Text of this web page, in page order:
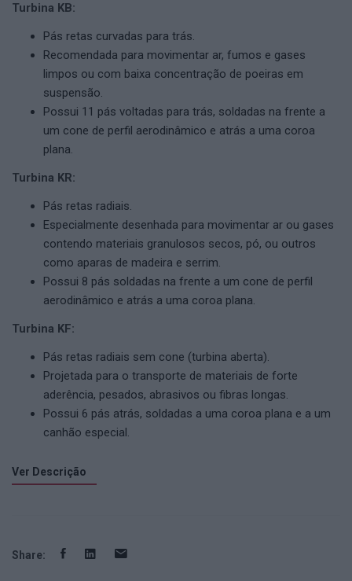
Turbina KB:
Pás retas curvadas para trás.
Recomendada para movimentar ar, fumos e gases
limpos ou com baixa concentração de poeiras em
suspensão.
Possui 11 pás voltadas para trás, soldadas na frente a
um cone de perfil aerodinâmico e atrás a uma coroa
plana.
Turbina KR:
Pás retas radiais.
Especialmente desenhada para movimentar ar ou gases
contendo materiais granulosos secos, pó, ou outros
como aparas de madeira e serrim.
Possui 8 pás soldadas na frente a um cone de perfil
aerodinâmico e atrás a uma coroa plana.
Turbina KF:
Pás retas radiais sem cone (turbina aberta).
Projetada para o transporte de materiais de forte
aderência, pesados, abrasivos ou fibras longas.
Possui 6 pás atrás, soldadas a uma coroa plana e a um
canhão especial.
Ver Descrição
Share: